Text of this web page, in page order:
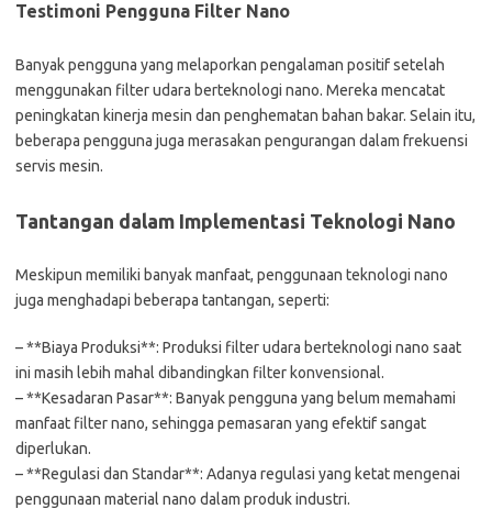
Testimoni Pengguna Filter Nano
Banyak pengguna yang melaporkan pengalaman positif setelah
menggunakan filter udara berteknologi nano. Mereka mencatat
peningkatan kinerja mesin dan penghematan bahan bakar. Selain itu,
beberapa pengguna juga merasakan pengurangan dalam frekuensi
servis mesin.
Tantangan dalam Implementasi Teknologi Nano
Meskipun memiliki banyak manfaat, penggunaan teknologi nano
juga menghadapi beberapa tantangan, seperti:
– **Biaya Produksi**: Produksi filter udara berteknologi nano saat
ini masih lebih mahal dibandingkan filter konvensional.
– **Kesadaran Pasar**: Banyak pengguna yang belum memahami
manfaat filter nano, sehingga pemasaran yang efektif sangat
diperlukan.
– **Regulasi dan Standar**: Adanya regulasi yang ketat mengenai
penggunaan material nano dalam produk industri.